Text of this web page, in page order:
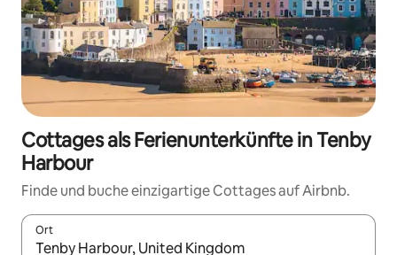
Cottages als Ferienunterkünfte in Tenby
Harbour
Finde und buche einzigartige Cottages auf Airbnb.
Ort
Wenn Ergebnisse verfügbar sind, navigiere mit den